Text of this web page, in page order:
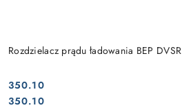
Rozdzielacz prądu ładowania BEP DVSR
Cena:
350.10
Cena:
350.10